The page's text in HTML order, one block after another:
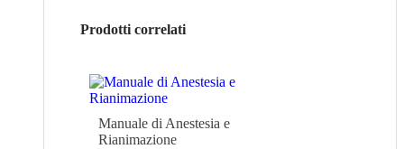
Prodotti correlati
Manuale di Anestesia e
Rianimazione